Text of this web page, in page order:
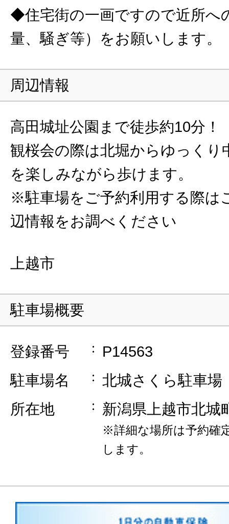
◆住宅街の一画ですので近所へ
量、騒ぎ等）をお願いします。
周辺情報
高田城址公園まで徒歩約10分！
観桜会の際は北堀からゆっくり
を楽しみながら歩けます。
※駐車場をご予約利用する際は
辺情報をお調べください
上越市
駐車場概要
登録番号
P14563
駐車場名
北城さくら駐車場
所在地
新潟県上越市北城
※詳細な場所は予約確
します。